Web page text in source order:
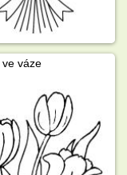
váze